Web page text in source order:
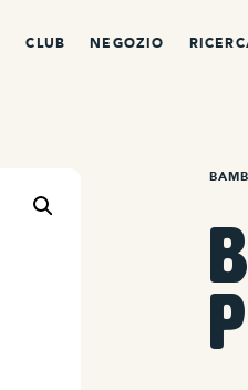
CLUB NEGOZIO